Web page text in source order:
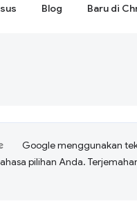
Blog Baru di
Google menggunakan
pilihan Anda.